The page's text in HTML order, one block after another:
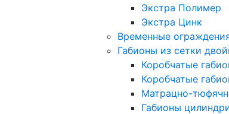
Экстра Полимер
Экстра Цинк
Временные
Габионы из сетки
Коробчатые
Коробчатые
Матрацно-
Габионы